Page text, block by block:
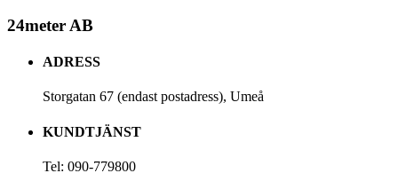
24meter AB
ADRESS
Storgatan 67 (endast postadress), Umeå
KUNDTJÄNST
Tel: 090-779800